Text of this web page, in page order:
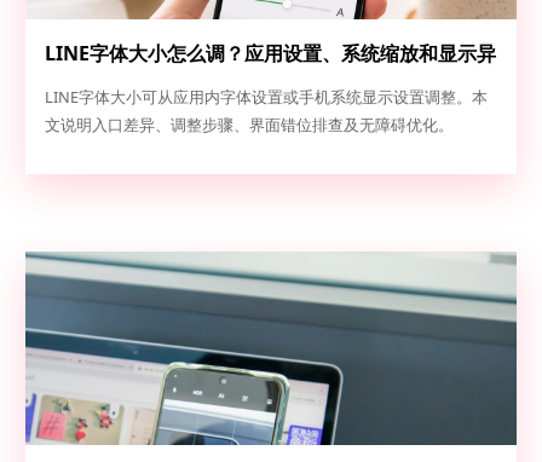
LINE字体大小怎么调？应用设置、系统缩放和显示异
LINE字体大小可从应用内字体设置或手机系统显示设置调整。本
文说明入口差异、调整步骤、界面错位排查及无障碍优化。